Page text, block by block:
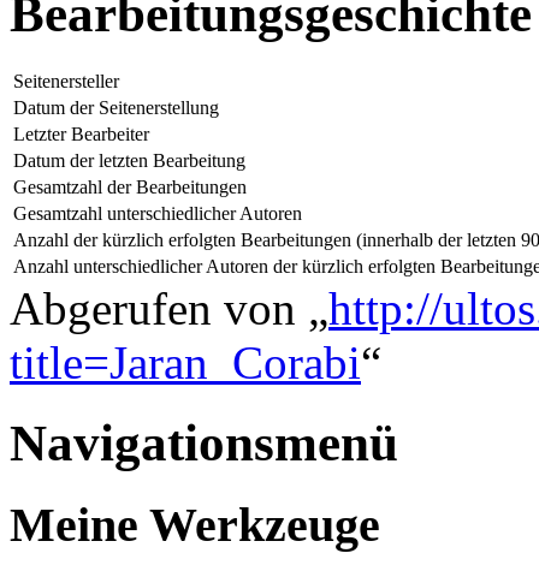
Bearbeitungsgeschichte
Seitenersteller
Datum der Seitenerstellung
Letzter Bearbeiter
Datum der letzten Bearbeitung
Gesamtzahl der Bearbeitungen
Gesamtzahl unterschiedlicher Autoren
Anzahl der kürzlich erfolgten Bearbeitungen (innerhalb der letzten
Anzahl unterschiedlicher Autoren der kürzlich erfolgten
Abgerufen von „http://
title=Jaran_Corabi“
Navigationsmenü
Meine Werkzeuge